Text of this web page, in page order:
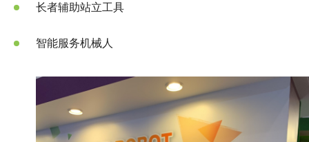
长者辅助站立工具
智能服务机械人